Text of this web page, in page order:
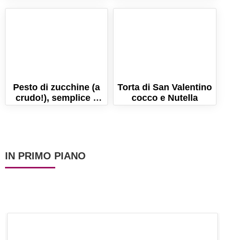
Pesto di zucchine (a
crudo!), semplice e
veloce!
Torta di San Valentino
cocco e Nutella
IN PRIMO PIANO